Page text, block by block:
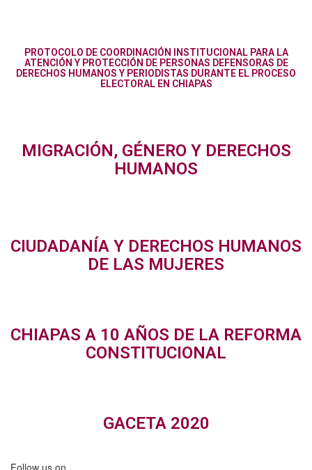
PROTOCOLO DE COORDINACIÓN INSTITUCIONAL PARA LA
ATENCIÓN Y PROTECCIÓN DE PERSONAS DEFENSORAS DE
DERECHOS HUMANOS Y PERIODISTAS DURANTE EL PROCESO
ELECTORAL EN CHIAPAS
MIGRACIÓN, GÉNERO Y DERECHOS
HUMANOS
CIUDADANÍA Y DERECHOS HUMANOS
DE LAS MUJERES
CHIAPAS A 10 AÑOS DE LA REFORMA
CONSTITUCIONAL
GACETA 2020